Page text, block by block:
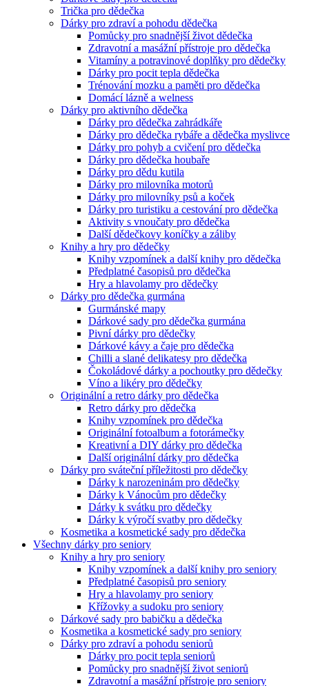
Trička pro dědečka
Dárky pro zdraví a pohodu dědečka
Pomůcky pro snadnější život dědečka
Zdravotní a masážní přístroje pro dědečka
Vitamíny a potravinové doplňky pro dědečky
Dárky pro pocit tepla dědečka
Trénování mozku a paměti pro dědečka
Domácí lázně a welness
Dárky pro aktivního dědečka
Dárky pro dědečka zahrádkáře
Dárky pro dědečka rybáře a dědečka myslivce
Dárky pro pohyb a cvičení pro dědečka
Dárky pro dědečka houbaře
Dárky pro dědu kutila
Dárky pro milovníka motorů
Dárky pro milovníky psů a koček
Dárky pro turistiku a cestování pro dědečka
Aktivity s vnoučaty pro dědečka
Další dědečkovy koníčky a záliby
Knihy a hry pro dědečky
Knihy vzpomínek a další knihy pro dědečka
Předplatné časopisů pro dědečka
Hry a hlavolamy pro dědečky
Dárky pro dědečka gurmána
Gurmánské mapy
Dárkové sady pro dědečka gurmána
Pivní dárky pro dědečky
Dárkové kávy a čaje pro dědečka
Chilli a slané delikatesy pro dědečka
Čokoládové dárky a pochoutky pro dědečky
Víno a likéry pro dědečky
Originální a retro dárky pro dědečka
Retro dárky pro dědečka
Knihy vzpomínek pro dědečka
Originální fotoalbum a fotorámečky
Kreativní a DIY dárky pro dědečka
Další originální dárky pro dědečka
Dárky pro sváteční příležitosti pro dědečky
Dárky k narozeninám pro dědečky
Dárky k Vánocům pro dědečky
Dárky k svátku pro dědečky
Dárky k výročí svatby pro dědečky
Kosmetika a kosmetické sady pro dědečka
Všechny dárky pro seniory
Knihy a hry pro seniory
Knihy vzpomínek a další knihy pro seniory
Předplatné časopisů pro seniory
Hry a hlavolamy pro seniory
Křížovky a sudoku pro seniory
Dárkové sady pro babičku a dědečka
Kosmetika a kosmetické sady pro seniory
Dárky pro zdraví a pohodu seniorů
Dárky pro pocit tepla seniorů
Pomůcky pro snadnější život seniorů
Zdravotní a masážní přístroje pro seniory